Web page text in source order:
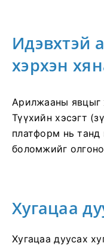
Идэвхтэй
хэрхэн
Арилжааны явцыг
Түүхийн хэсэгт
платформ нь танд
боломжийг
Хугацаа
Хугацаа дуусах